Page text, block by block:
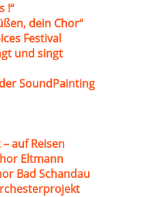
!“
dein Chor“
Festival
und singt
SoundPainting
auf Reisen
Eltmann
Bad Schandau